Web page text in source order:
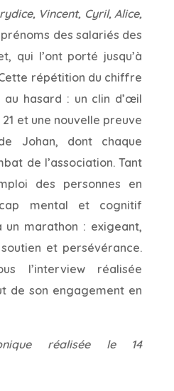
Vincent, Cyril, Alice,
des salariés des
qui l’ont porté jusqu’à
répétition du chiffre
hasard : un clin d’œil
et une nouvelle preuve
Johan, dont chaque
de l’association. Tant
des personnes en
mental et cognitif
un marathon : exigeant,
et persévérance.
l’interview réalisée
de son engagement en
réalisée le 14